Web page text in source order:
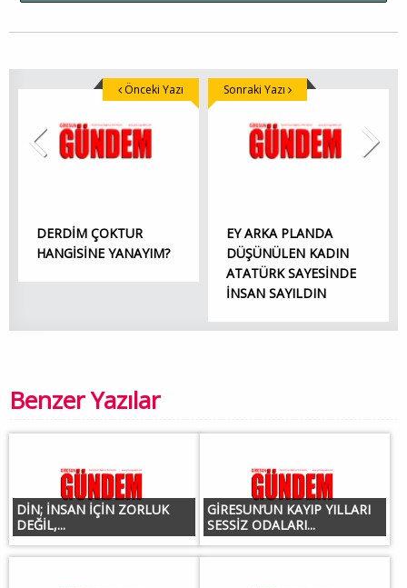
DERDİM ÇOKTUR
HANGİSİNE YANAYIM?
Önceki Yazı
EY ARKA PLANDA
DÜŞÜNÜLEN KADIN
ATATÜRK SAYESİNDE
İNSAN SAYILDIN
Sonraki Yazı
Benzer Yazılar
DİN; İNSAN İÇİN ZORLUK
DEĞİL,...
GİRESUN’UN KAYIP YILLARI
SESSİZ ODALARI...